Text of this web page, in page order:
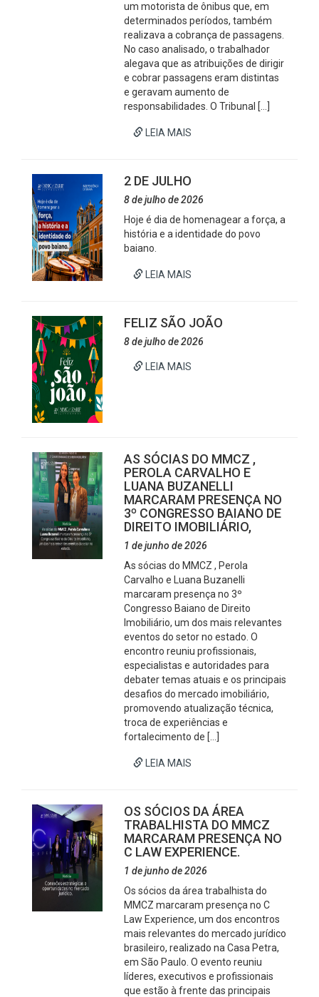
um motorista de ônibus que, em
determinados períodos, também
realizava a cobrança de passagens.
No caso analisado, o trabalhador
alegava que as atribuições de dirigir
e cobrar passagens eram distintas
e geravam aumento de
responsabilidades. O Tribunal […]
LEIA MAIS
2 DE JULHO
8 de julho de 2026
Hoje é dia de homenagear a força, a
história e a identidade do povo
baiano.
LEIA MAIS
FELIZ SÃO JOÃO
8 de julho de 2026
LEIA MAIS
AS SÓCIAS DO MMCZ ,
PEROLA CARVALHO E
LUANA BUZANELLI
MARCARAM PRESENÇA NO
3º CONGRESSO BAIANO DE
DIREITO IMOBILIÁRIO,
1 de junho de 2026
As sócias do MMCZ , Perola
Carvalho e Luana Buzanelli
marcaram presença no 3º
Congresso Baiano de Direito
Imobiliário, um dos mais relevantes
eventos do setor no estado. O
encontro reuniu profissionais,
especialistas e autoridades para
debater temas atuais e os principais
desafios do mercado imobiliário,
promovendo atualização técnica,
troca de experiências e
fortalecimento de […]
LEIA MAIS
OS SÓCIOS DA ÁREA
TRABALHISTA DO MMCZ
MARCARAM PRESENÇA NO
C LAW EXPERIENCE.
1 de junho de 2026
Os sócios da área trabalhista do
MMCZ marcaram presença no C
Law Experience, um dos encontros
mais relevantes do mercado jurídico
brasileiro, realizado na Casa Petra,
em São Paulo. O evento reuniu
líderes, executivos e profissionais
que estão à frente das principais